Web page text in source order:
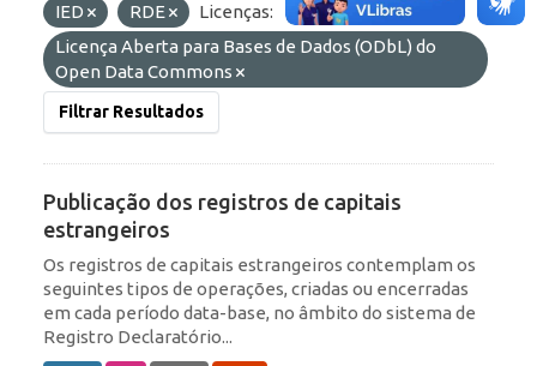
IED
RDE
Licenças:
Licença Aberta para Bases de Dados (ODbL) do
Open Data Commons
Filtrar Resultados
Publicação dos registros de capitais
estrangeiros
Os registros de capitais estrangeiros contemplam os
seguintes tipos de operações, criadas ou encerradas
em cada período data-base, no âmbito do sistema de
Registro Declaratório...